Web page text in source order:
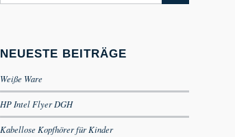
NEUESTE BEITRÄGE
Weiße Ware
HP Intel Flyer DGH
Kabellose Kopfhörer für Kinder